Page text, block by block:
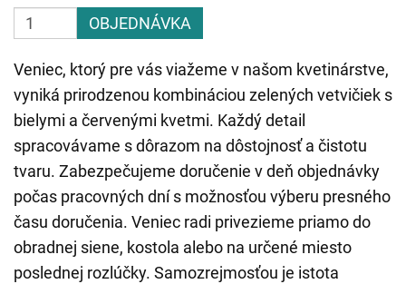
OBJEDNÁVKA
Veniec, ktorý pre vás viažeme v našom kvetinárstve,
vyniká prirodzenou kombináciou zelených vetvičiek s
bielymi a červenými kvetmi. Každý detail
spracovávame s dôrazom na dôstojnosť a čistotu
tvaru. Zabezpečujeme doručenie v deň objednávky
počas pracovných dní s možnosťou výberu presného
času doručenia. Veniec radi privezieme priamo do
obradnej siene, kostola alebo na určené miesto
poslednej rozlúčky. Samozrejmosťou je istota